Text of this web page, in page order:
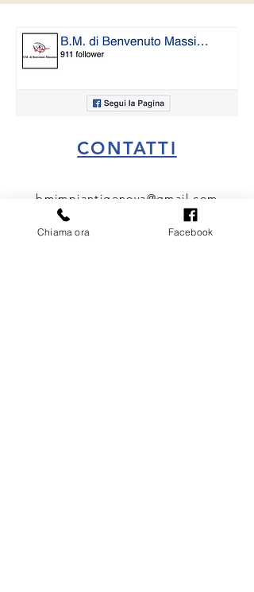
CONTATTI
bmimpiantigenova@gmail.com
3405807479
Chiama ora Facebook